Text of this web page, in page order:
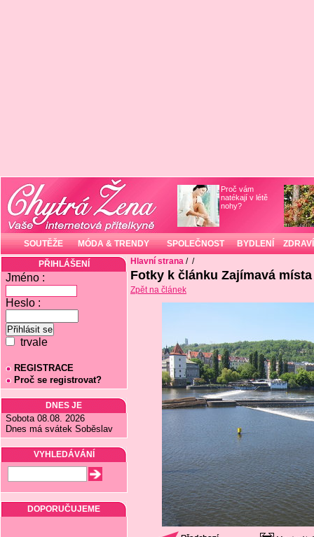
Proč vám
natékají v létě
nohy?
SOUTĚŽE MÓDA & TRENDY SPOLEČNOST BYDLENÍ ZDRAVÍ
PŘIHLÁŠENÍ
Jméno :
Heslo :
trvale
REGISTRACE
Proč se registrovat?
DNES JE
Sobota 08.08. 2026
Dnes má svátek Soběslav
VYHLEDÁVÁNÍ
DOPORUČUJEME
Hlavní strana / /
Fotky k článku Zajímavá místa
Zpět na článek